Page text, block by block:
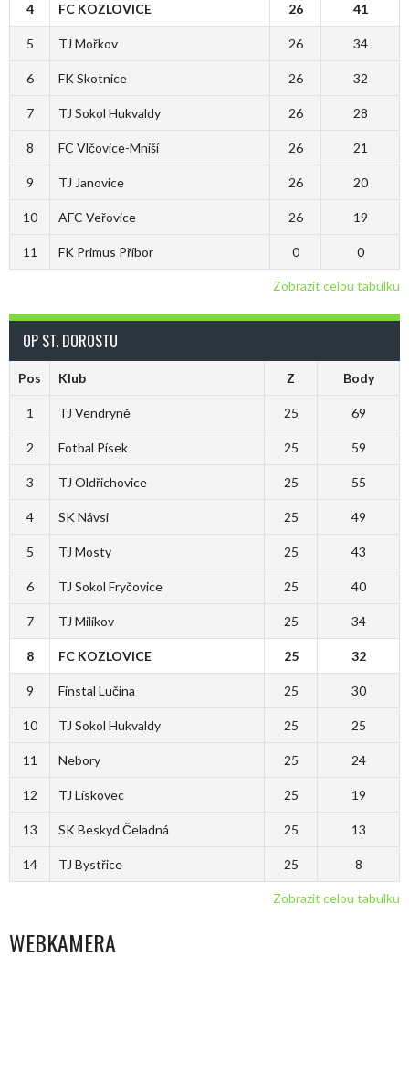
4 FC KOZLOVICE 26 41
5 TJ Mořkov 26 34
6 FK Skotnice 26 32
7 TJ Sokol Hukvaldy 26 28
8 FC Vlčovice-Mniší 26 21
9 TJ Janovice 26 20
10 AFC Veřovice 26 19
11 FK Primus Příbor 0 0
Zobrazit celou tabulku
OP ST. DOROSTU
Pos Klub Z Body
1 TJ Vendryně 25 69
2 Fotbal Písek 25 59
3 TJ Oldřichovice 25 55
4 SK Návsi 25 49
5 TJ Mosty 25 43
6 TJ Sokol Fryčovice 25 40
7 TJ Milíkov 25 34
8 FC KOZLOVICE 25 32
9 Finstal Lučina 25 30
10 TJ Sokol Hukvaldy 25 25
11 Nebory 25 24
12 TJ Lískovec 25 19
13 SK Beskyd Čeladná 25 13
14 TJ Bystřice 25 8
Zobrazit celou tabulku
WEBKAMERA